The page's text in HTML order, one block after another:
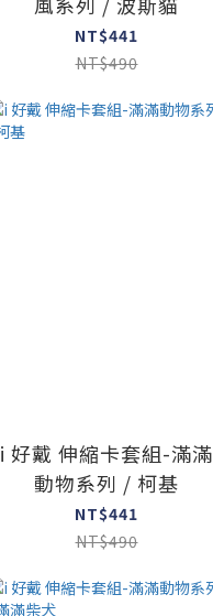
NT$441
NT$490
i 好戴 伸縮卡套組-滿滿
動物系列 / 柯基
NT$441
NT$490